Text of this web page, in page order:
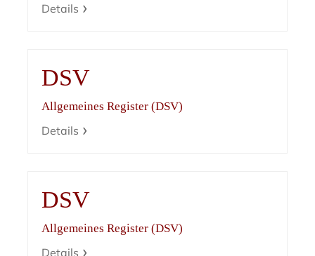
Details
DSV
Allgemeines Register (DSV)
Details
DSV
Allgemeines Register (DSV)
Details